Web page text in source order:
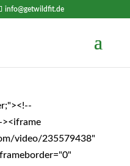
info@getwildfit.de
><iframe
video/235579438"